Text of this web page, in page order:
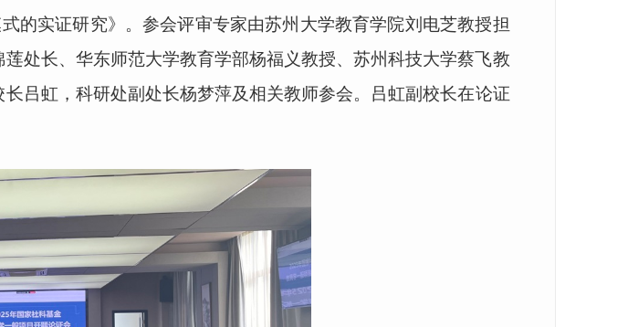
的实证研究》。参会评审专家由苏州大学教育学院刘电芝教授担
处长、华东师范大学教育学部杨福义教授、苏州科技大学蔡飞教
吕虹，科研处副处长杨梦萍及相关教师参会。 吕虹副校长在论证